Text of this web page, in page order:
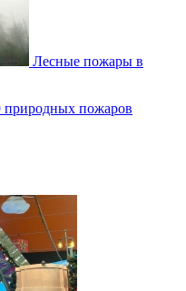
Лесные пожары в
природных пожаров